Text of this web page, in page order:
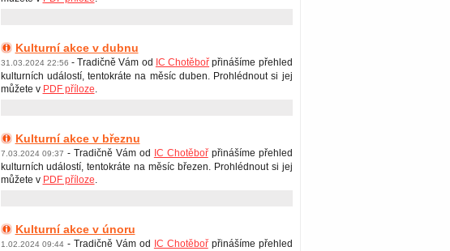
Kulturní akce v dubnu
31.03.2024 22:56 - Tradičně Vám od IC Chotěboř přinášíme přehled
kulturních událostí, tentokráte na měsíc duben. Prohlédnout si jej
můžete v PDF příloze.
Kulturní akce v březnu
7.03.2024 09:37 - Tradičně Vám od IC Chotěbořpřinášíme přehled
kulturních událostí, tentokráte na měsíc březen. Prohlédnout si jej
můžete v PDF příloze.
Kulturní akce v únoru
1.02.2024 09:44 - Tradičně Vám od IC Chotěbořpřinášíme přehled